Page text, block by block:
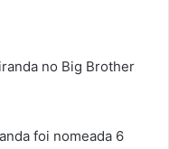
no Big Brother
foi nomeada 6